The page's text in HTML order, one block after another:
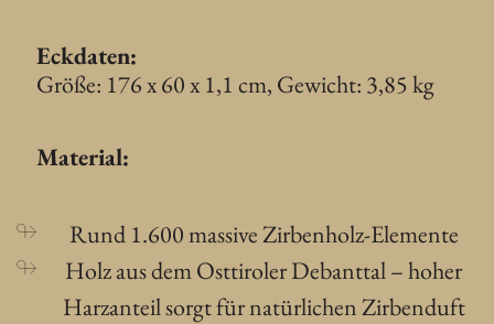
Eckdaten:
Größe: 176 x 60 x 1,1 cm, Gewicht: 3,85 kg
Material:
Rund 1.600 massive Zirbenholz-Elemente
Holz aus dem Osttiroler Debanttal – hoher
Harzanteil sorgt für natürlichen Zirbenduft